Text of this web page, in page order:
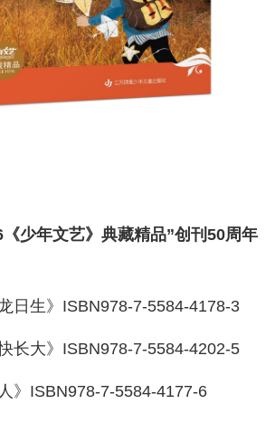
少年文艺》典藏精品”创刊50周年
日生》ISBN978-7-5584-4178-3
长大》ISBN978-7-5584-4202-5
》ISBN978-7-5584-4177-6